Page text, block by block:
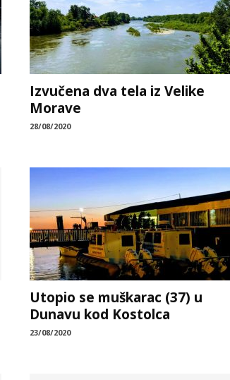
Izvučena dva tela iz Velike
Morave
28/08/2020
Utopio se muškarac (37) u
Dunavu kod Kostolca
23/08/2020